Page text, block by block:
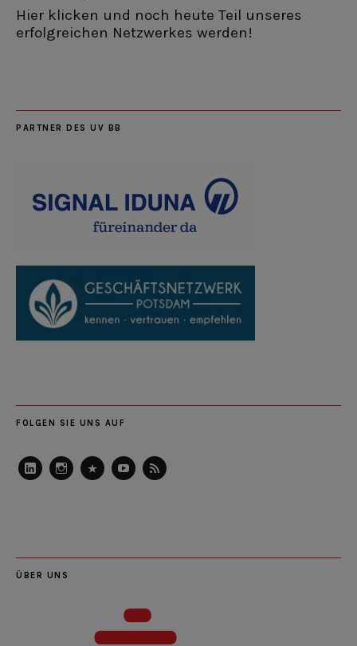
Hier klicken und noch heute Teil unseres
erfolgreichen Netzwerkes werden!
PARTNER DES UV BB
FOLGEN SIE UNS AUF
ÜBER UNS